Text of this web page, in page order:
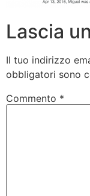
Lascia
Il tuo indirizzo
obbligatori sono
Commento *